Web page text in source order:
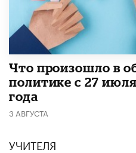
​Что произошло в
политике с 27
года
3 АВГУСТА
УЧИТЕЛЯ